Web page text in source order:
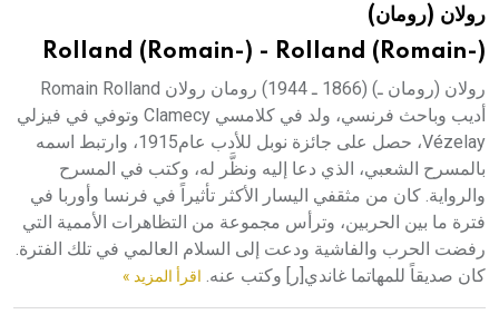
هيئة الموسوعة العربية تطلق موسوعات جديدة في عام 2026رولان (رومان)
Rolland (Romain-) - Rolland (Romain-)
رولان (رومان ـ) (1866 ـ 1944) رومان رولان Romain Rolland
أديب وباحث فرنسي، ولد في كلامسي Clamecy وتوفي في فيزلي
Vézelay، حصل على جائزة نوبل للأدب عام1915، وارتبط اسمه
بالمسرح الشعبي، الذي دعا إليه ونظَّر له، وكتب في المسرح
والرواية. كان من مثقفي اليسار الأكثر تأثيراً في فرنسا وأوربا في
فترة ما بين الحربين، وترأس مجموعة من التظاهرات الأممية التي
رفضت الحرب والفاشية ودعت إلى السلام العالمي في تلك الفترة.
كان صديقاً للمهاتما غاندي[ر] وكتب عنه. اقرأ المزيد »